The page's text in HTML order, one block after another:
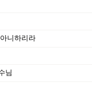
니하리라
님